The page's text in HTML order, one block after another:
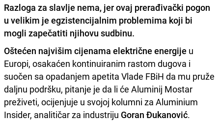
Razloga za slavlje nema, jer ovaj prerađivački pogon
u velikim je egzistencijalnim problemima koji bi
mogli zapečatiti njihovu sudbinu.
Oštećen najvišim cijenama električne energije u
Europi, osakaćen kontinuiranim rastom dugova i
suočen sa opadanjem apetita Vlade FBiH da mu pruže
daljnu podršku, pitanje je da li će Aluminij Mostar
preživeti, ocijenjuje u svojoj kolumni za Aluminium
Insider, analitičar za industriju Goran Đukanović.